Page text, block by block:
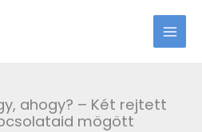
ahogy? – Két rejtett
mögött